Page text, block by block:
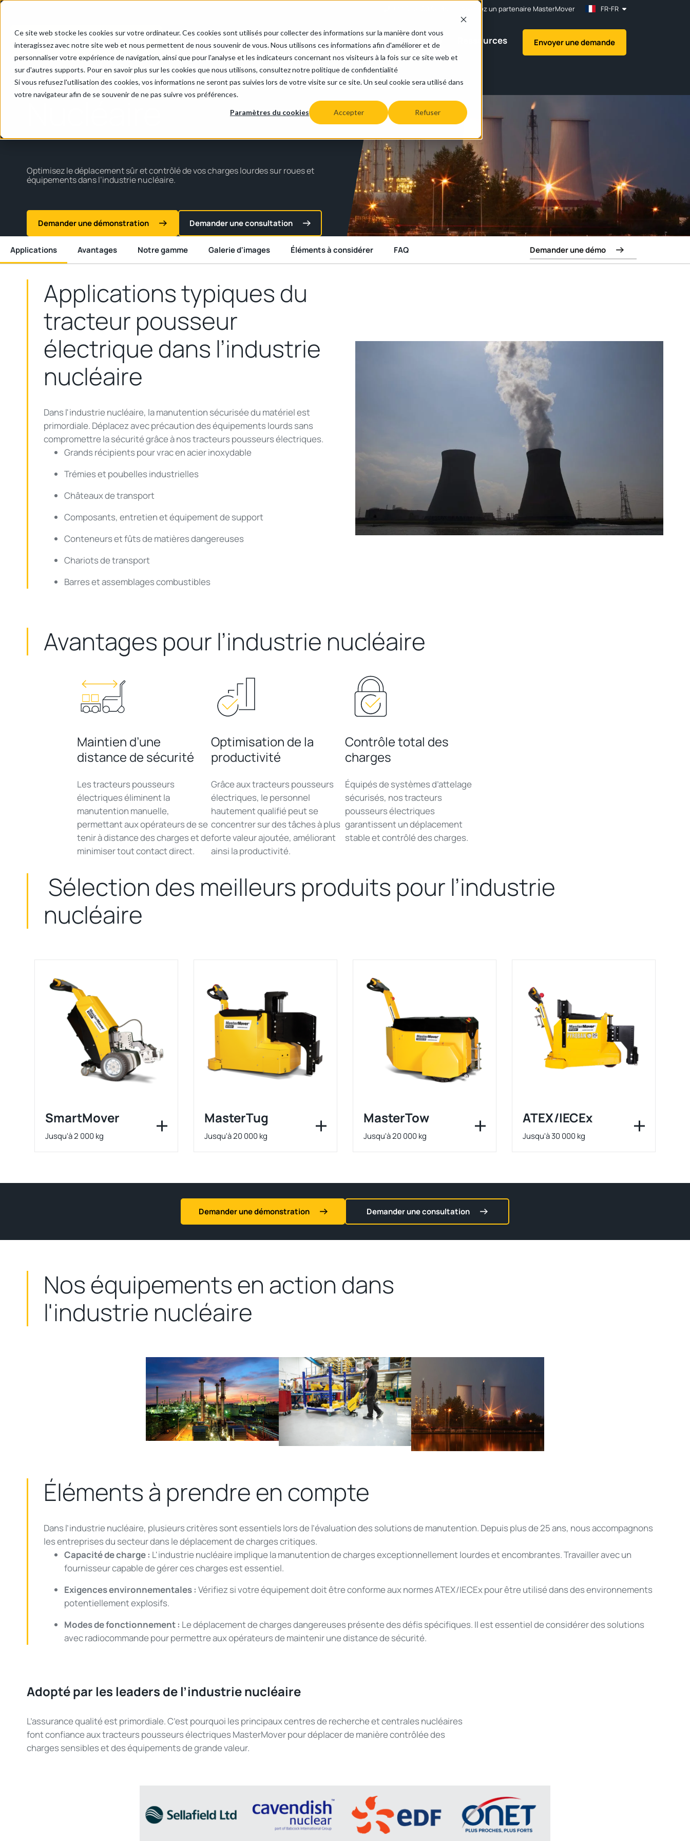
Ce site web stocke les cookies sur votre ordinateur. Ces cookies sont utilisés pour collecter des informations sur la manière dont vous
interagissez avec notre site web et nous permettent de nous souvenir de vous. Nous utilisons ces informations afin d'améliorer et de
personnaliser votre expérience de navigation, ainsi que pour l'analyse et les indicateurs concernant nos visiteurs à la fois sur ce site web et
sur d'autres supports. Pour en savoir plus sur les cookies que nous utilisons, consultez notre politique de confidentialité
Si vous refusez l'utilisation des cookies, vos informations ne seront pas suivies lors de votre visite sur ce site. Un seul cookie sera utilisé dans
votre navigateur afin de se souvenir de ne pas suivre vos préférences.
Paramètres du cookies Accepter Refuser
Devenez un partenaire MasterMover FR-FR
Produits Industries Applications SAV Entreprise Ressources Envoyer une demande
Accueil/ Energie & Pétrochimie/ Nucléaire
Optimisezledéplacementsûretcontrôlédevoschargeslourdessur roues et
équipementsdansl’industrienucléaire.
Demander une démonstration Demander une consultation
Applications Avantages Notre gamme Galerie d'images Éléments à considérer FAQ Demander une démo
Applicationstypiquesdu
tracteur pousseur
électriquedans l’industrie
nucléaire
Dansl'industrienucléaire, la manutention sécuriséedu matérielest
primordiale. Déplacezavecprécautiondeséquipementslourdssans
compromettrelasécuritégrâce ànostracteurspousseursélectriques.
Grandsrécipientspourvracenacierinoxydable
Trémiesetpoubellesindustrielles
Châteaux de transport
Composants, entretienetéquipementde support
Conteneursetfûtsde matièresdangereuses
Chariots de transport
Barres etassemblagescombustibles
Avantages pour l’industrie nucléaire
Maintien d’une
distance de sécurité
Lestracteurspousseurs
électriqueséliminentla
manutention manuelle,
permettantauxopérateursde se
tenirà distance des charges et de
minimiser toutcontactdirect.
Optimisation de la
productivité
Grâce auxtracteurspousseurs
électriques, le personnel
hautementqualifiépeutse
concentrersur destâchesà plus
fortevaleurajoutée, améliorant
ainsi laproductivité.
Contrôle total des
charges
Équipésdesystèmesd’attelage
sécurisés, nostracteurs
pousseursélectriques
garantissentundéplacement
stable etcontrôlédes charges.
Sélection des meilleurs produits pour l’industrie
nucléaire
SmartMover
Jusqu'à 2 000 kg
MasterTug
Jusqu'à 20 000 kg
Voir la gamme
MasterTow
Jusqu'à 20 000 kg
Voir la gamme
ATEX/IECEx
Jusqu'à 30 000 kg
Demander une démonstration Demander une consultation
Nos équipements en action dans
l'industrie nucléaire
Élémentsà prendreen compte
Dansl’industrienucléaire, plusieurscritèressontessentielslorsdel’évaluationdes solutions de manutention. Depuisplus de 25ans, nousaccompagnons
lesentreprisesdu secteurdans ledéplacementde charges critiques.
Capacité de charge : L'industrienucléaireimpliquela manutention de chargesexceptionnellementlourdesetencombrantes.Travailleravec un
fournisseurcapable degérerceschargesestessentiel.
Exigences environnementales : Vérifiez sivotreéquipementdoitêtreconformeauxnormesATEX/IECEx pourêtreutilisédans desenvironnements
potentiellementexplosifs.
Modes de fonctionnement : Ledéplacementde chargesdangereusesprésentedesdéfisspécifiques. Ilestessentieldeconsidérerdes solutions
avecradiocommandepourpermettreauxopérateursdemaintenirunedistance desécurité.
Adoptépar les leaders de l’industrienucléaire
L’assurancequalitéestprimordiale.C’estpourquoi lesprincipauxcentres de recherche etcentralesnucléaires
fontconfianceauxtracteurspousseursélectriquesMasterMoverpourdéplacerde manière contrôlée des
chargessensibleset deséquipementsdegrandevaleur.